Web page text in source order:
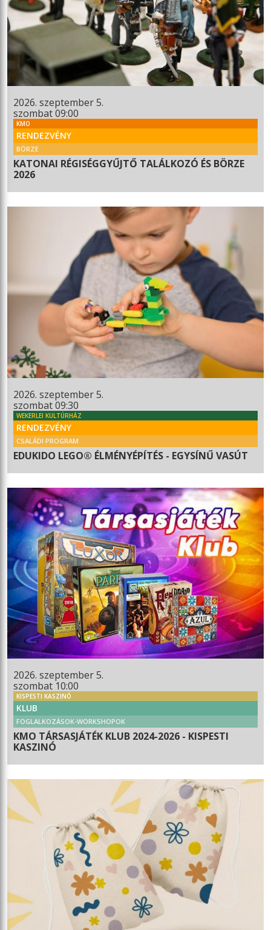
2026. szeptember 5.
szombat 09:00
KMO
RENDEZVÉNY
BÖRZE
KATONAI RÉGISÉGGYŰJTŐ TALÁLKOZÓ ÉS BÖRZE
2026
2026. szeptember 5.
szombat 09:30
WEKERLEI KULTÚRHÁZ
RENDEZVÉNY
CSALÁDI PROGRAM
EDUKIDO LEGO® ÉLMÉNYÉPÍTÉS - EGYSÍNŰ VASÚT
2026. szeptember 5.
szombat 10:00
KISPESTI KASZINÓ
KLUB
FOGLALKOZÁSOK-WORKSHOPOK
KMO TÁRSASJÁTÉK KLUB 2024-2026 - KISPESTI
KASZINÓ